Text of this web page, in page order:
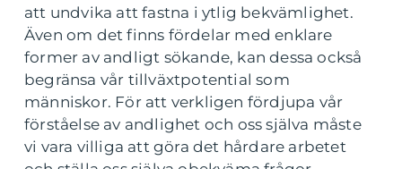
att undvika att fastna i ytlig bekvämlighet.
Även om det finns fördelar med enklare
former av andligt sökande, kan dessa också
begränsa vår tillväxtpotential som
människor. För att verkligen fördjupa vår
förståelse av andlighet och oss själva måste
vi vara villiga att göra det hårdare arbetet